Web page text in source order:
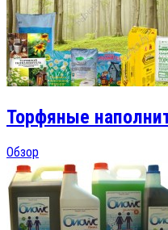
Торфяные
Обзор